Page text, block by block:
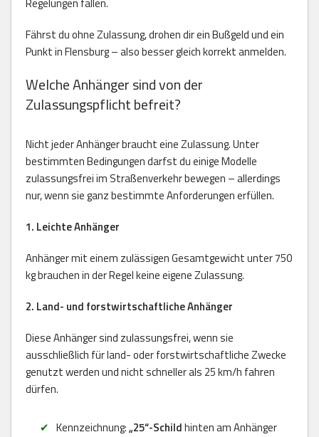
Regelungen fallen.
Fährst du ohne Zulassung, drohen dir ein Bußgeld und ein
Punkt in Flensburg – also besser gleich korrekt anmelden.
Welche Anhänger sind von der
Zulassungspflicht befreit?
Nicht jeder Anhänger braucht eine Zulassung. Unter
bestimmten Bedingungen darfst du einige Modelle
zulassungsfrei im Straßenverkehr bewegen – allerdings
nur, wenn sie ganz bestimmte Anforderungen erfüllen.
1. Leichte Anhänger
Anhänger mit einem zulässigen Gesamtgewicht unter 750
kg brauchen in der Regel keine eigene Zulassung.
2. Land- und forstwirtschaftliche Anhänger
Diese Anhänger sind zulassungsfrei, wenn sie
ausschließlich für land- oder forstwirtschaftliche Zwecke
genutzt werden und nicht schneller als 25 km/h fahren
dürfen.
Kennzeichnung:„25“-Schildhinten am Anhänger